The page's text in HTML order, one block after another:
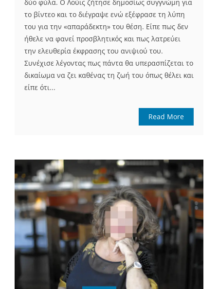
δύο φύλα. Ο Λούις ζήτησε δημοσίως συγγνώμη για
το βίντεο και το διέγραψε ενώ εξέφρασε τη λύπη
του για την «απαράδεκτη» του θέση. Είπε πως δεν
ήθελε να φανεί προσβλητικός και πως λατρεύει
την ελευθερία έκφρασης του ανιψιού του.
Συνέχισε λέγοντας πως πάντα θα υπερασπίζεται το
δικαίωμα να ζει καθένας τη ζωή του όπως θέλει και
είπε ότι...
Read More